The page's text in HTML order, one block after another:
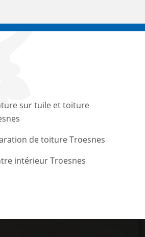
sur tuile et toiture
de toiture Troesnes
intérieur Troesnes